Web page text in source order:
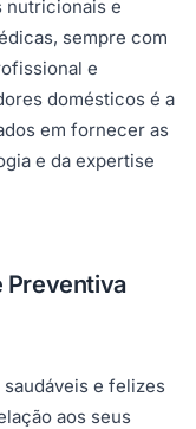
nutricionais e
sempre com
e
domésticos é a
em fornecer as
e da expertise
Preventiva
e felizes
aos seus